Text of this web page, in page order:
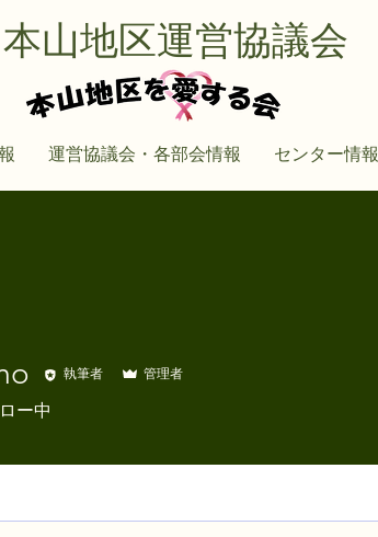
本山地区運営協議会
運営協議会・各部会情報 センター情報
執筆者 管理者
ー中